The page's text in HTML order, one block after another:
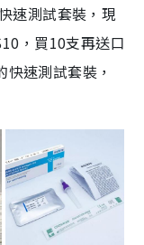
速測試套裝，現
，買10支再送口
速測試套裝，